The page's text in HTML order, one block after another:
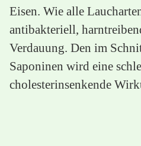
Eisen. Wie alle
antibakteriell,
Verdauung. Den im
Saponinen wird eine
cholesterinsenkende